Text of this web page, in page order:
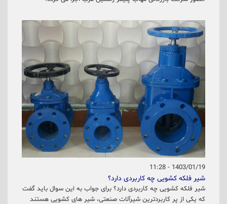
1403/01/19 - 11:28
شیر فلکه کشویی چه کاربردی دارد؟
شیر فلکه کشویی چه کاربردی دارد؟ برای جواب به این سوال باید گفت
که یکی از پر کاربردترین شیرآلات صنعتی، شیر های کشویی هستند